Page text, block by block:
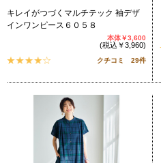
キレイがつづくマルチテック 袖デザ
インワンピース６０５８
本体￥3,600
(税込￥3,960)
クチコミ 29件